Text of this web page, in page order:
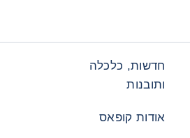
חדשות, כלכלה
ותובנות
אודות קופאס